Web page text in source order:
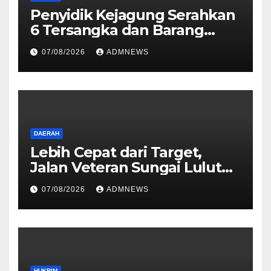
Penyidik Kejagung Serahkan
6 Tersangka dan Barang
Bukti Perkara Korupsi
PETRAL, PES dan ISC ke JPU
Kejari Jakarta Pusat
07/08/2026 ADMNEWS
DAERAH
Lebih Cepat dari Target,
Jalan Veteran Sungai Lulut
Dibuka
07/08/2026 ADMNEWS